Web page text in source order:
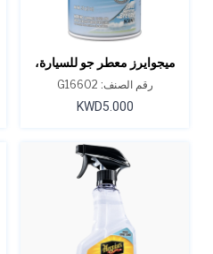
ميجوايرز معطر جو للسيارة،
مزيل للروائح برائحة نسيم
الصيف
رقم الصنف: G16602
KWD5.000